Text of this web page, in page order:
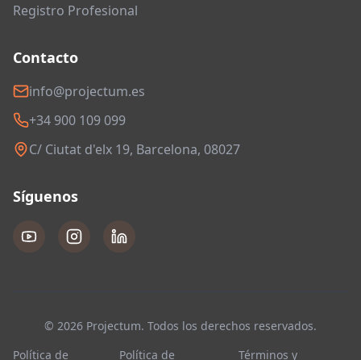
Registro Profesional
Contacto
info@projectum.es
+34 900 109 099
C/ Ciutat d'elx 19, Barcelona, 08027
Síguenos
© 2026 Projectum. Todos los derechos reservados.
Política de
Política de Términos y